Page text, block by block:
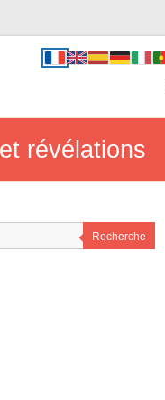
révélations
Recherche